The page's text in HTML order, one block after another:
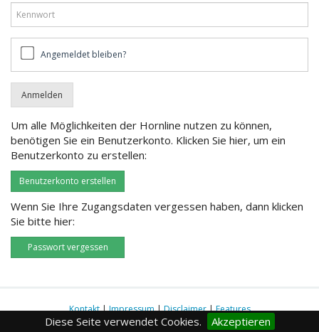
Diese Seite verwendet Cookies. Akzeptieren
bleiben?Angemeldet bleiben?
Um alle Möglichkeiten der Hornline nutzen zu können,
benötigen Sie ein Benutzerkonto. Klicken Sie hier, um ein
Benutzerkonto zu erstellen:
Benutzerkonto erstellen
Wenn Sie Ihre Zugangsdaten vergessen haben, dann klicken
Sie bitte hier:
Passwort vergessen
Kontakt|Impressum|Disclaimer|Features